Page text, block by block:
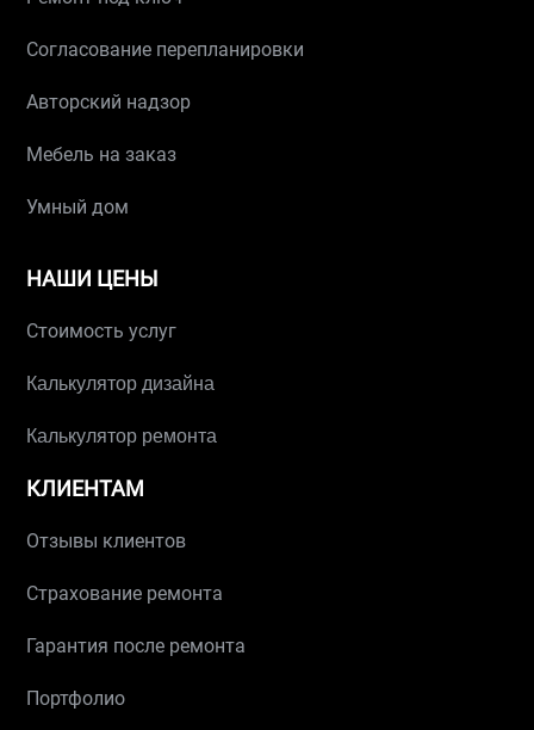
Согласование перепланировки
Авторский надзор
Мебель на заказ
Умный дом
НАШИ ЦЕНЫ
Стоимость услуг
Калькулятор дизайна
Калькулятор ремонта
КЛИЕНТАМ
Отзывы клиентов
Страхование ремонта
Гарантия после ремонта
Портфолио